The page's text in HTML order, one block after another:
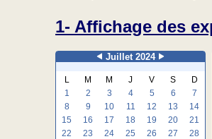
1- Affichage des
Juillet 2024
L M M J V S
D
1
2 3 4 5 6
7
8
9 10 11 12 13
14
15
16 17 18 19 20
21
22
23 24 25 26 27
28